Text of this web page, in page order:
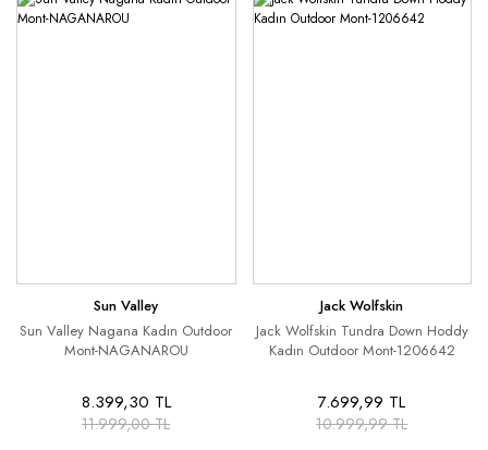
Sun Valley
Sun Valley Nagana Kadın Outdoor
Mont-NAGANAROU
8.399,30 TL
11.999,00 TL
Jack Wolfskin
Jack Wolfskin Tundra Down Hoddy
Kadın Outdoor Mont-1206642
7.699,99 TL
10.999,99 TL